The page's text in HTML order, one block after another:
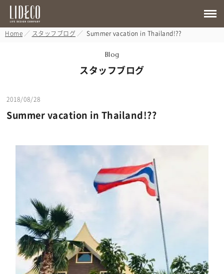
Home スタッフブログ Summer vacation in Thailand!??
Blog
スタッフブログ
2018/08/28
Summer vacation in Thailand!??